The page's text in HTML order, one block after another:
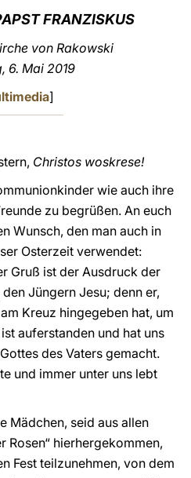
FRANZISKUS
von Rakowski
6. Mai 2019
]
Christos woskrese!
wie auch ihre
zu begrüßen. An euch
Wunsch, den man auch in
Osterzeit verwendet:
Gruß ist der Ausdruck der
Jüngern Jesu; denn er,
Kreuz hingegeben hat, um
auferstanden und hat uns
des Vaters gemacht.
und immer unter uns lebt
Mädchen, seid aus allen
Rosen“ hierhergekommen,
Fest teilzunehmen, von dem